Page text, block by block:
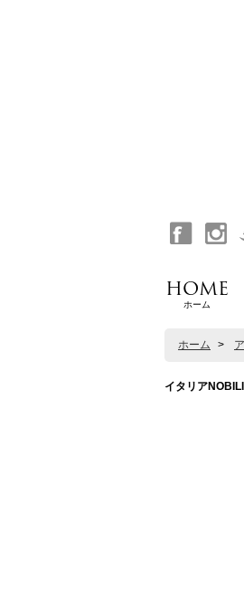
HOME
ホーム
ホーム >
イタリア